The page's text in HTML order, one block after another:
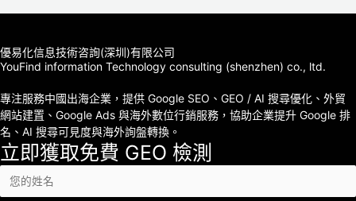
優易化信息技術咨詢(深圳)有限公司
YouFind information Technology consulting (shenzhen) co., ltd.
專注服務中國出海企業，提供 Google SEO、GEO / AI 搜尋優化、外貿
網站建置、Google Ads 與海外數位行銷服務，協助企業提升 Google 排
名、AI 搜尋可見度與海外詢盤轉換。
立即獲取免費 GEO 檢測